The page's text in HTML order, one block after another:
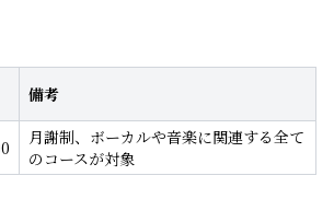
備考
月謝制、ボーカルや音楽に関連する全て
のコースが対象